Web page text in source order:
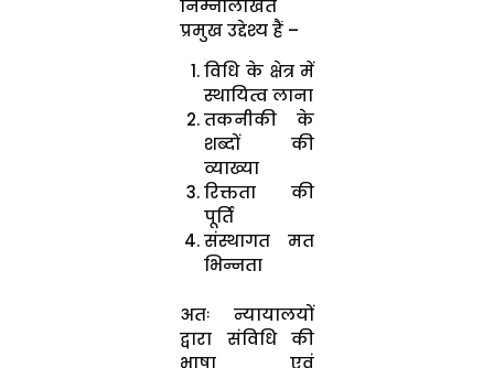
निम्नलिखित
प्रमुख उद्देश्य हैं –
विधि के क्षेत्र में
स्थायित्व लाना
तकनीकी के
शब्दों की
व्याख्या
रिक्तता की
पूर्ति
संस्थागत मत
भिन्नता
अतः न्यायालयों
द्वारा संविधि की
भाषा एवं